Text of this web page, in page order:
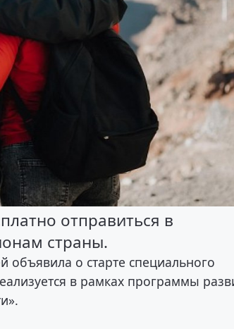
отправиться в
страны.
объявила о старте специального
в рамках программы